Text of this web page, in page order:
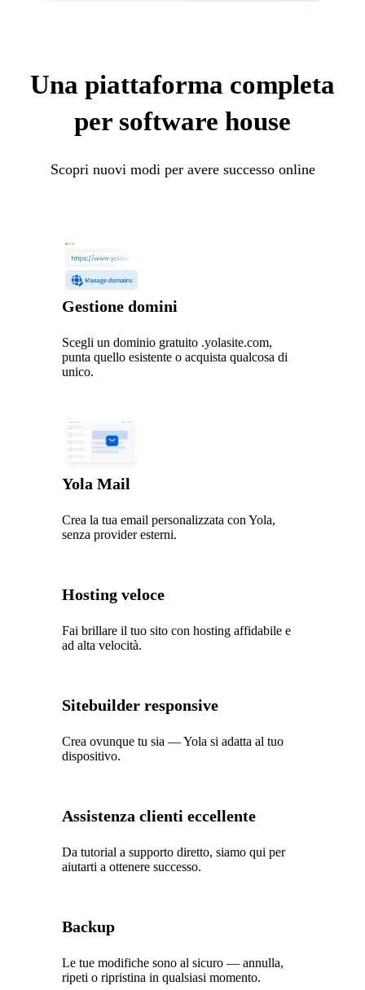
Una piattaforma completa
per software house
Scopri nuovi modi per avere successo online
Gestione domini
Scegli un dominio gratuito .yolasite.com,
punta quello esistente o acquista qualcosa di
unico.
Yola Mail
Crea la tua email personalizzata con Yola,
senza provider esterni.
Hosting veloce
Fai brillare il tuo sito con hosting affidabile e
ad alta velocità.
Sitebuilder responsive
Crea ovunque tu sia — Yola si adatta al tuo
dispositivo.
Assistenza clienti eccellente
Da tutorial a supporto diretto, siamo qui per
aiutarti a ottenere successo.
Backup
Le tue modifiche sono al sicuro — annulla,
ripeti o ripristina in qualsiasi momento.